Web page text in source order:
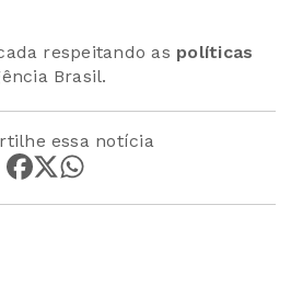
respeitando as políticas
Brasil.
essa notícia